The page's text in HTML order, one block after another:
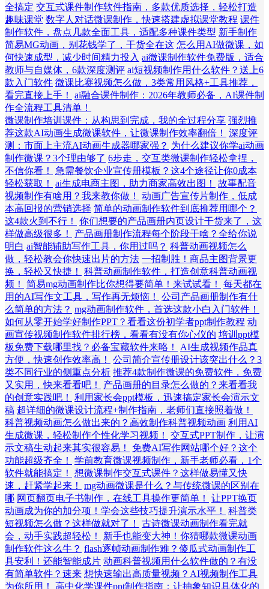
全搞定 交互式课件制作软件指南，多款优质选择，轻松打造
趣味课堂 数字人对话微课制作，快速搭建虚拟课堂教程 课件
制作软件，盘点几款全面工具，适配多种课件类型 新手制作
简易MG动画，别花钱学了，干货全在这 怎么用AI做微课，如
何快速成型，减少时间精力投入 ai微课制作软件免费版，适合
教师与自媒体，6款深度测评 ai短视频制作用什么软件？送上6
款入门软件 微课比赛视频怎么做，3类常用风格+工具推荐，
看完直接上手！
ai融合课件制作：2026年教师必备，AI课件制
作全流程工具清单！
微课制作培训课件：从构思到完成，我的全过程分享 强烈推
荐这款AI动画生成微课软件，让微课制作效率翻倍！
深度评
测：市面上主流AI动画生成器哪家强？ 为什么建议你学ai动画
制作微课？3个理由够了 6步走，交互类微课制作轻松拿捏，
不信你看！
急需餐饮企业宣传册模板？这4个途径让你0成本
轻松获取！
ai生成电商主图，助力商家高效出图！
故事配音
视频制作有啥用？我来教你做！
动画广告宣传片制作，低成
本高回报的营销选择 简单的动画制作软件到底推荐用哪个？
这4款火到不行！
你们想要的产品画册内页设计干货来了，这
样做高级很多！
产品画册制作流程每个阶段干啥？全给你说
明白 ai智能辅助写作工具，你用过吗？ 科普动画视频怎么
做，轻松教会你快速出片的方法 一招制胜！商品主图背景更
换，轻松又快捷！
科普动画制作软件，打造创意科普动画视
频！
简易mg动画制作比你想得要简单！来试试看！
每天都在
用的AI写作文工具，写作再无烦恼！
公司产品画册制作有什
么简单的方法？ mg动画制作软件，首选这款小白入门软件！
如何从零开始学好制作PPT？看看这份初学者ppt制作教程 动
画宣传视频制作软件排行榜，看看有没有你心仪的 培训ppt模
板免费下载哪里找？必备宝藏软件来咯！
AI生成视频作品真
方便，快速创作效率高！
公司简介宣传册设计该突出什么？3
类不同行业的侧重点分析 推荐4款制作微课的免费软件，免费
又实用，快来看看吧！
产品画册的目录怎么做的？来看看我
的创意实践吧！
利用家长会ppt模板，迅速搞定家长会演示文
稿 超详细的微课设计流程+制作指南，老师们直接照着做！
科普视频动画怎么做出来的？高效制作科普视频动画 利用AI
生成微课，轻松制作个性化学习视频！
交互式PPT制作，让演
示文稿生动起来其实很容易！
免费AI写作网站哪个好？这个
功能超级齐全！
学前教育微课视频制作，新手老师必看，1个
软件就能搞定！
想微课制作交互式课件？这样做易懂又快
速，赶紧学起来！
mg动画微课是什么？与传统微课的区别在
哪 网页翻页电子书制作，在线工具操作更简单！
让PPT换页
动画成为你的加分项！学会这些技巧提升演示水平！
科普类
短视频怎么做？这样做就对了！
古诗微课动画制作看完就
会，动手实践超轻松！
新手也能变大神！你猜哪款微课动画
制作软件这么牛？ flash逐帧动画制作难？傻瓜式动画制作工
具安利！还能智能成片 动画科普视频用什么软件做的？有没
有简单软件？速来 想快速输出高质量视频？AI视频制作工具
为你所用！
高中化学课件ppt制作指南：让抽象知识具体化的